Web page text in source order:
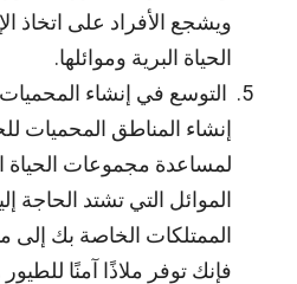
ويشجع الأفراد على اتخاذ
الحياة البرية وموائلها.
التوسع في إنشاء المحميات
إنشاء المناطق المحميات
لمساعدة مجموعات الحياة
الموائل التي تشتد الحاجة
الممتلكات الخاصة بك إلى
فإنك توفر ملاذًا آمنًا